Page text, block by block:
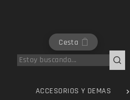
Cesta
ACCESORIOS Y DEMAS